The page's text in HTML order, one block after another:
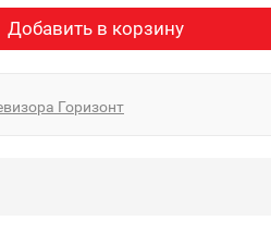
Добавить в корзину
Горизонт